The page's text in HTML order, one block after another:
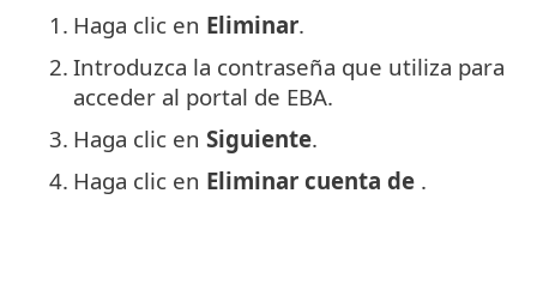
1. Haga clic en Eliminar.
2. Introduzca la contraseña que utiliza para
acceder al portal de EBA.
3. Haga clic en Siguiente.
4. Haga clic en Eliminar cuenta de .